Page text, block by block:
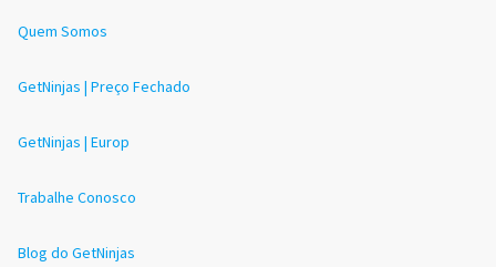
Quem Somos
GetNinjas | Preço Fechado
GetNinjas | Europ
Trabalhe Conosco
Blog do GetNinjas